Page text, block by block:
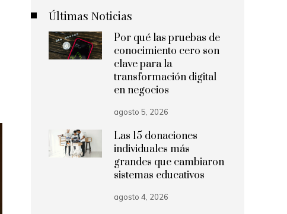
Últimas Noticias
Por qué las pruebas de
conocimiento cero son
clave para la
transformación digital
en negocios
agosto 5, 2026
Las 15 donaciones
individuales más
grandes que cambiaron
sistemas educativos
agosto 4, 2026